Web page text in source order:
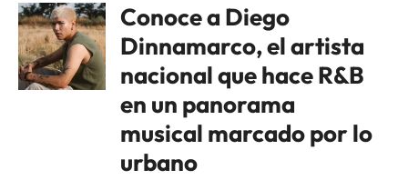
Conoce a Diego
Dinnamarco, el artista
nacional que hace R&B
en un panorama
musical marcado por lo
urbano